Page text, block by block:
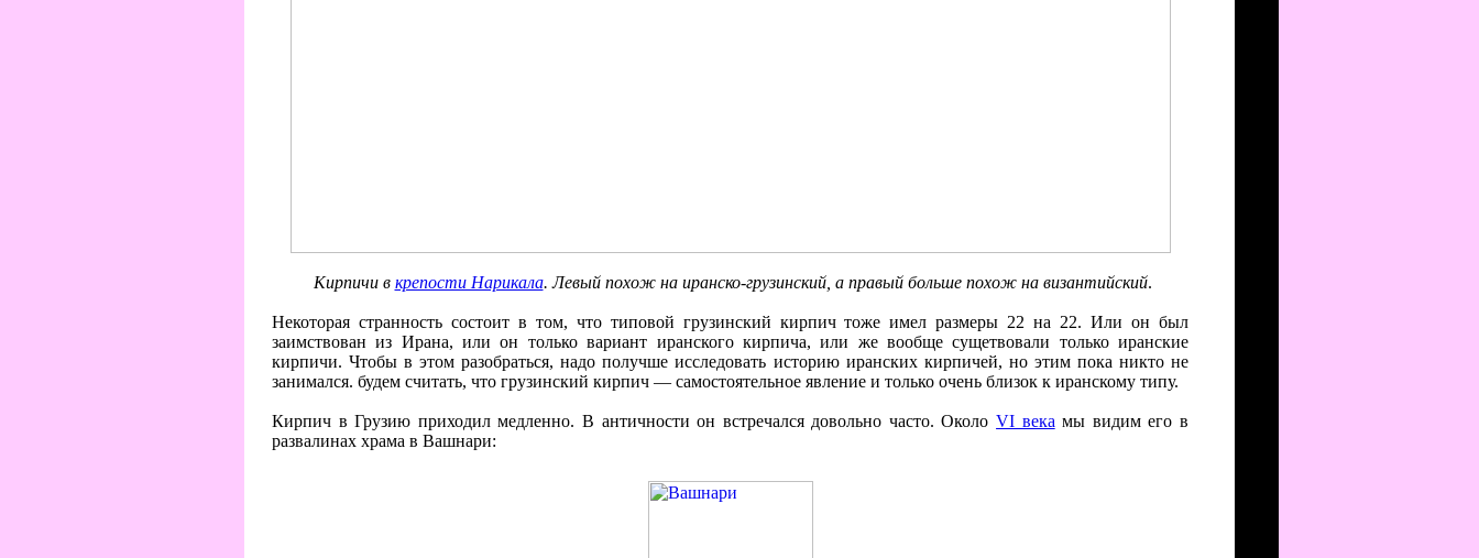
Кирпичи в крепости Нарикала. Левый похож на иранско-грузинский, а правый больше похож на византийский.
Некоторая странность состоит в том, что типовой грузинский кирпич тоже имел размеры 22 на 22. Или он был
заимствован из Ирана, или он только вариант иранского кирпича, или же вообще сущетвовали только иранские
кирпичи. Чтобы в этом разобраться, надо получше исследовать историю иранских кирпичей, но этим пока никто не
занимался. будем считать, что грузинский кирпич — самостоятельное явление и только очень близок к иранскому типу.
Кирпич в Грузию приходил медленно. В античности он встречался довольно часто. ОколоVI века мы видим его в
развалинах храма в Вашнари: